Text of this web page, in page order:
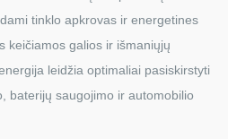
tinklo apkrovas ir energetines
keičiamos galios ir išmaniųjų
leidžia optimaliai pasiskirstyti
baterijų saugojimo ir automobilio